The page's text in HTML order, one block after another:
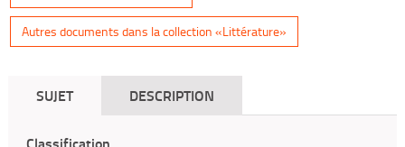
Autres documents dans la collection «Littérature»
SUJET DESCRIPTION